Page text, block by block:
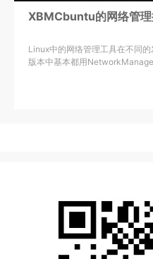
XBMCbuntu的网络管
Linux中的网络管理工具在不同
版本中基本都用